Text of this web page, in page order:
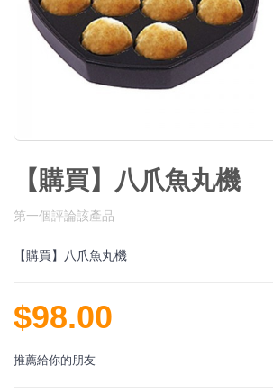
【購買】八爪魚丸機
第一個評論該產品
【購買】八爪魚丸機
$98.00
推薦給你的朋友